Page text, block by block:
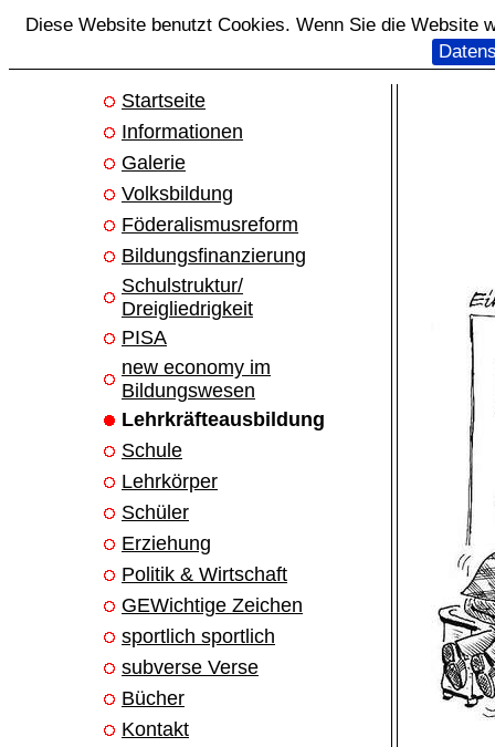
Diese Website benutzt Cookies. Wenn Sie die Website
Startseite
Informationen
Galerie
Volksbildung
Föderalismusreform
Bildungsfinanzierung
Schulstruktur/
Dreigliedrigkeit
PISA
new economy im
Bildungswesen
Lehrkräfteausbildung
Schule
Lehrkörper
Schüler
Erziehung
Politik & Wirtschaft
GEWichtige Zeichen
sportlich sportlich
subverse Verse
Bücher
Kontakt